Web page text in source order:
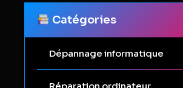
Catégories
Dépannage informatique
Optimisation PC